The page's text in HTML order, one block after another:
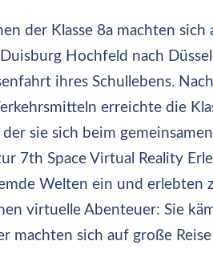
der Klasse 8a machten
Hochfeld nach
ihres Schullebens.
erreichte die
der sie sich beim
7th Space Virtual Reality
Welten ein und erlebten
virtuelle Abenteuer: Sie
machten sich auf große